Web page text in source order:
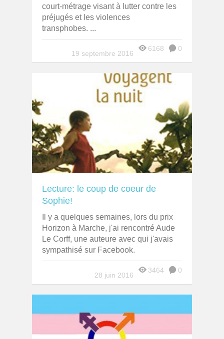
court-métrage visant à lutter contre les
préjugés et les violences
transphobes. ...
0
6168
19 septembre 2016
Lecture: le coup de coeur de
Sophie!
Il y a quelques semaines, lors du prix
Horizon à Marche, j'ai rencontré Aude
Le Corff, une auteure avec qui j'avais
sympathisé sur Facebook.
0
3464
28 juin 2016